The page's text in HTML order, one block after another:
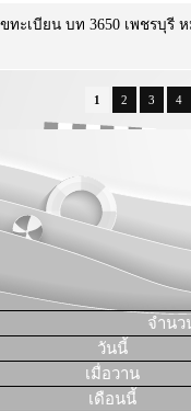
ะเบียน บท 3650 เพชรบุรี
1 2 3 4
จำนว
วันนี้
เมื่อวาน
เดือนนี้